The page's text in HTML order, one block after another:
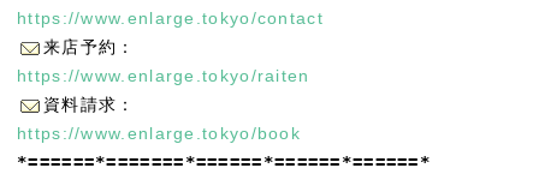
https://www.enlarge.tokyo/contact
来店予約：
https://www.enlarge.tokyo/raiten
資料請求：
https://www.enlarge.tokyo/book
*======*=======*======*======*======*